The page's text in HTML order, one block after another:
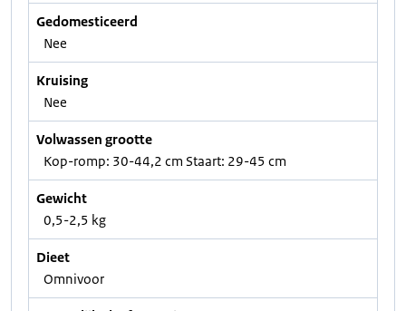
Gedomesticeerd
Nee
Kruising
Nee
Volwassen grootte
Kop-romp: 30-44,2 cm Staart: 29-45 cm
Gewicht
0,5-2,5 kg
Dieet
Omnivoor